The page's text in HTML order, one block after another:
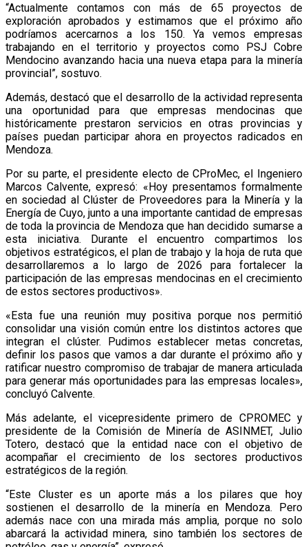
“Actualmente contamos con más de 65 proyectos de
exploración aprobados y estimamos que el próximo año
podríamos acercarnos a los 150. Ya vemos empresas
trabajando en el territorio y proyectos como PSJ Cobre
Mendocino avanzando hacia una nueva etapa para la minería
provincial”, sostuvo.
Además, destacó que el desarrollo de la actividad representa
una oportunidad para que empresas mendocinas que
históricamente prestaron servicios en otras provincias y
países puedan participar ahora en proyectos radicados en
Mendoza.
Por su parte, el presidente electo de CProMec, el Ingeniero
Marcos Calvente, expresó: «Hoy presentamos formalmente
en sociedad al Clúster de Proveedores para la Minería y la
Energía de Cuyo, junto a una importante cantidad de empresas
de toda la provincia de Mendoza que han decidido sumarse a
esta iniciativa. Durante el encuentro compartimos los
objetivos estratégicos, el plan de trabajo y la hoja de ruta que
desarrollaremos a lo largo de 2026 para fortalecer la
participación de las empresas mendocinas en el crecimiento
de estos sectores productivos».
«Esta fue una reunión muy positiva porque nos permitió
consolidar una visión común entre los distintos actores que
integran el clúster. Pudimos establecer metas concretas,
definir los pasos que vamos a dar durante el próximo año y
ratificar nuestro compromiso de trabajar de manera articulada
para generar más oportunidades para las empresas locales»,
concluyó Calvente.
Más adelante, el vicepresidente primero de CPROMEC y
presidente de la Comisión de Minería de ASINMET, Julio
Totero, destacó que la entidad nace con el objetivo de
acompañar el crecimiento de los sectores productivos
estratégicos de la región.
“Este Cluster es un aporte más a los pilares que hoy
sostienen el desarrollo de la minería en Mendoza. Pero
además nace con una mirada más amplia, porque no solo
abarcará la actividad minera, sino también los sectores de